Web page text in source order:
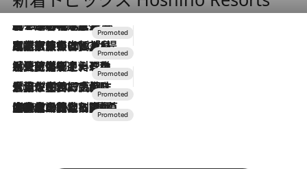
2026.8.7
【トンボの足水浴】ヒノキの香りに包まれて涼感マックス！約13℃の湧水かけ流しを避暑地「星野温泉 トンボの湯」で体験
2026.7.31
【ホテル帰省】という選択肢をOMOが提案。家族とほどよい距離を保つには「昼は実家、夜は気兼ねなくホテルで！」
2026.7.24
【夏限定ディナーコース】旬を迎える稚鮎や花ズッキーニなどをイタリア・トスカーナの郷土料理の手法で満喫！
2026.7.17
「土佐和ハーブかき氷」がOMO7高知に登場！生姜、山椒、大葉など目にも舌にも涼を呼ぶ郷土の味
2026.7.10
NEW OPEN！【界 草津】名湯の地に誕生。趣の異なる2種の温泉と上州ならではの会席・蕎麦割烹など美食を味わう究極の癒やし旅